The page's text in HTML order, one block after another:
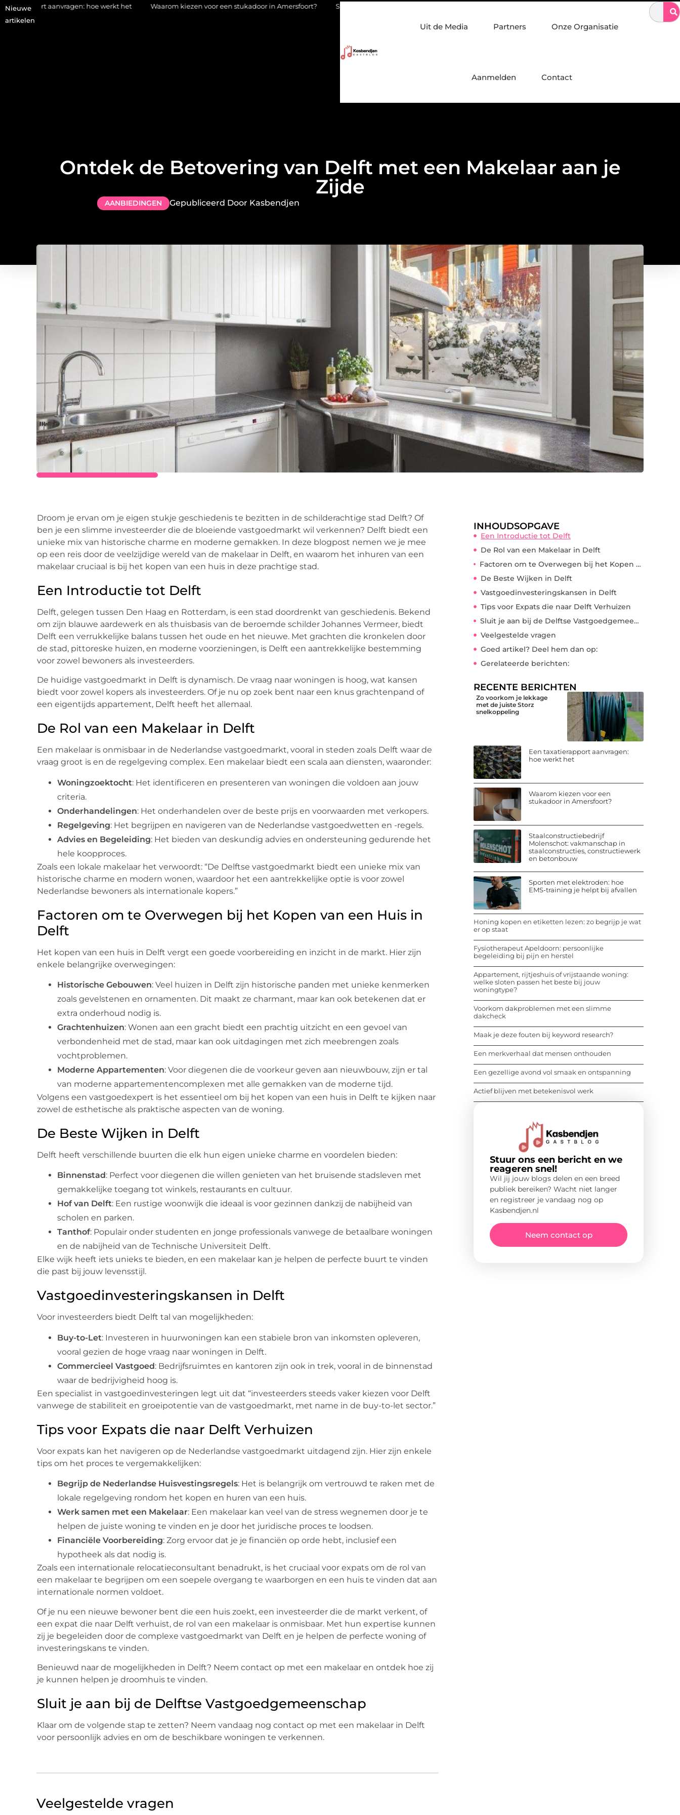
Nieuwe
artikelen
hoe werkt het Waarom kiezen voor een stukadoor in Amersfoort? Staalconstructiebedrijf Molenschot: vakmanschap in staalconstructies, constructiewerk en betonbouw Sporten
Uit de Media Partners Onze Organisatie
Aanmelden Contact
Ontdek de Betovering van Delft met een Makelaar aan je
Zijde
AANBIEDINGEN Gepubliceerd Door Kasbendjen
Droom je ervan om je eigen stukje geschiedenis te bezitten in de schilderachtige stad Delft? Of
ben je een slimme investeerder die de bloeiende vastgoedmarkt wil verkennen? Delft biedt een
unieke mix van historische charme en moderne gemakken. In deze blogpost nemen we je mee
op een reis door de veelzijdige wereld van de makelaar in Delft, en waarom het inhuren van een
makelaar cruciaal is bij het kopen van een huis in deze prachtige stad.
Een Introductie tot Delft
Delft, gelegen tussen Den Haag en Rotterdam, is een stad doordrenkt van geschiedenis. Bekend
om zijn blauwe aardewerk en als thuisbasis van de beroemde schilder Johannes Vermeer, biedt
Delft een verrukkelijke balans tussen het oude en het nieuwe. Met grachten die kronkelen door
de stad, pittoreske huizen, en moderne voorzieningen, is Delft een aantrekkelijke bestemming
voor zowel bewoners als investeerders.
De huidige vastgoedmarkt in Delft is dynamisch. De vraag naar woningen is hoog, wat kansen
biedt voor zowel kopers als investeerders. Of je nu op zoek bent naar een knus grachtenpand of
een eigentijds appartement, Delft heeft het allemaal.
De Rol van een Makelaar in Delft
Een makelaar is onmisbaar in de Nederlandse vastgoedmarkt, vooral in steden zoals Delft waar de
vraag groot is en de regelgeving complex. Een makelaar biedt een scala aan diensten, waaronder:
Woningzoektocht: Het identificeren en presenteren van woningen die voldoen aan jouw
criteria.
Onderhandelingen: Het onderhandelen over de beste prijs en voorwaarden met verkopers.
Regelgeving: Het begrijpen en navigeren van de Nederlandse vastgoedwetten en -regels.
Advies en Begeleiding: Het bieden van deskundig advies en ondersteuning gedurende het
hele koopproces.
Zoals een lokale makelaar het verwoordt: “De Delftse vastgoedmarkt biedt een unieke mix van
historische charme en modern wonen, waardoor het een aantrekkelijke optie is voor zowel
Nederlandse bewoners als internationale kopers.”
Factoren om te Overwegen bij het Kopen van een Huis in
Delft
Het kopen van een huis in Delft vergt een goede voorbereiding en inzicht in de markt. Hier zijn
enkele belangrijke overwegingen:
Historische Gebouwen: Veel huizen in Delft zijn historische panden met unieke kenmerken
zoals gevelstenen en ornamenten. Dit maakt ze charmant, maar kan ook betekenen dat er
extra onderhoud nodig is.
Grachtenhuizen: Wonen aan een gracht biedt een prachtig uitzicht en een gevoel van
verbondenheid met de stad, maar kan ook uitdagingen met zich meebrengen zoals
vochtproblemen.
Moderne Appartementen: Voor diegenen die de voorkeur geven aan nieuwbouw, zijn er tal
van moderne appartementencomplexen met alle gemakken van de moderne tijd.
Volgens een vastgoedexpert is het essentieel om bij het kopen van een huis in Delft te kijken naar
zowel de esthetische als praktische aspecten van de woning.
De Beste Wijken in Delft
Delft heeft verschillende buurten die elk hun eigen unieke charme en voordelen bieden:
Binnenstad : Perfect voor diegenen die willen genieten van het bruisende stadsleven met
gemakkelijke toegang tot winkels, restaurants en cultuur.
Hof van Delft: Een rustige woonwijk die ideaal is voor gezinnen dankzij de nabijheid van
scholen en parken.
Tanthof: Populair onder studenten en jonge professionals vanwege de betaalbare woningen
en de nabijheid van de Technische Universiteit Delft.
Elke wijk heeft iets unieks te bieden, en een makelaar kan je helpen de perfecte buurt te vinden
die past bij jouw levensstijl.
Vastgoedinvesteringskansen in Delft
Voor investeerders biedt Delft tal van mogelijkheden:
Buy-to-Let: Investeren in huurwoningen kan een stabiele bron van inkomsten opleveren,
vooral gezien de hoge vraag naar woningen in Delft.
Commercieel Vastgoed: Bedrijfsruimtes en kantoren zijn ook in trek, vooral in de binnenstad
waar de bedrijvigheid hoog is.
Een specialist in vastgoedinvesteringen legt uit dat “investeerders steeds vaker kiezen voor Delft
vanwege de stabiliteit en groeipotentie van de vastgoedmarkt, met name in de buy-to-let sector.”
Tips voor Expats die naar Delft Verhuizen
Voor expats kan het navigeren op de Nederlandse vastgoedmarkt uitdagend zijn. Hier zijn enkele
tips om het proces te vergemakkelijken:
Begrijp de Nederlandse Huisvestingsregels: Het is belangrijk om vertrouwd te raken met de
lokale regelgeving rondom het kopen en huren van een huis.
Werk samen met een Makelaar: Een makelaar kan veel van de stress wegnemen door je te
helpen de juiste woning te vinden en je door het juridische proces te loodsen.
Financiële Voorbereiding: Zorg ervoor dat je je financiën op orde hebt, inclusief een
hypotheek als dat nodig is.
Zoals een internationale relocatieconsultant benadrukt, is het cruciaal voor expats om de rol van
een makelaar te begrijpen om een soepele overgang te waarborgen en een huis te vinden dat aan
internationale normen voldoet.
Of je nu een nieuwe bewoner bent die een huis zoekt, een investeerder die de markt verkent, of
een expat die naar Delft verhuist, de rol van een makelaar is onmisbaar. Met hun expertise kunnen
zij je begeleiden door de complexe vastgoedmarkt van Delft en je helpen de perfecte woning of
investeringskans te vinden.
Benieuwd naar de mogelijkheden in Delft? Neem contact op met een makelaar en ontdek hoe zij
je kunnen helpen je droomhuis te vinden.
Sluit je aan bij de Delftse Vastgoedgemeenschap
Klaar om de volgende stap te zetten? Neem vandaag nog contact op met een makelaar in Delft
voor persoonlijk advies en om de beschikbare woningen te verkennen.
Veelgestelde vragen
INHOUDSOPGAVE
Een Introductie tot Delft
De Rol van een Makelaar in Delft
Factoren om te Overwegen bij het Kopen van een Huis in Delft
De Beste Wijken in Delft
Vastgoedinvesteringskansen in Delft
Tips voor Expats die naar Delft Verhuizen
Sluit je aan bij de Delftse Vastgoedgemeenschap
Veelgestelde vragen
Goed artikel? Deel hem dan op:
Gerelateerde berichten:
RECENTE BERICHTEN
Zo voorkom je lekkage
met de juiste Storz
snelkoppeling
Een taxatierapport aanvragen:
hoe werkt het
Waarom kiezen voor een
stukadoor in Amersfoort?
Staalconstructiebedrijf
Molenschot: vakmanschap in
staalconstructies, constructiewerk
en betonbouw
Sporten met elektroden: hoe
EMS-training je helpt bij afvallen
Honing kopen en etiketten lezen: zo begrijp je wat
er op staat
Fysiotherapeut Apeldoorn: persoonlijke
begeleiding bij pijn en herstel
Appartement, rijtjeshuis of vrijstaande woning:
welke sloten passen het beste bij jouw
woningtype?
Voorkom dakproblemen met een slimme
dakcheck
Maak je deze fouten bij keyword research?
Een merkverhaal dat mensen onthouden
Een gezellige avond vol smaak en ontspanning
Actief blijven met betekenisvol werk
Stuur ons een bericht en we
reageren snel!
Wil jij jouw blogs delen en een breed
publiek bereiken? Wacht niet langer
en registreer je vandaag nog op
Kasbendjen.nl
Neem contact op